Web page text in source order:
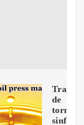
de
tornillo
sinfín